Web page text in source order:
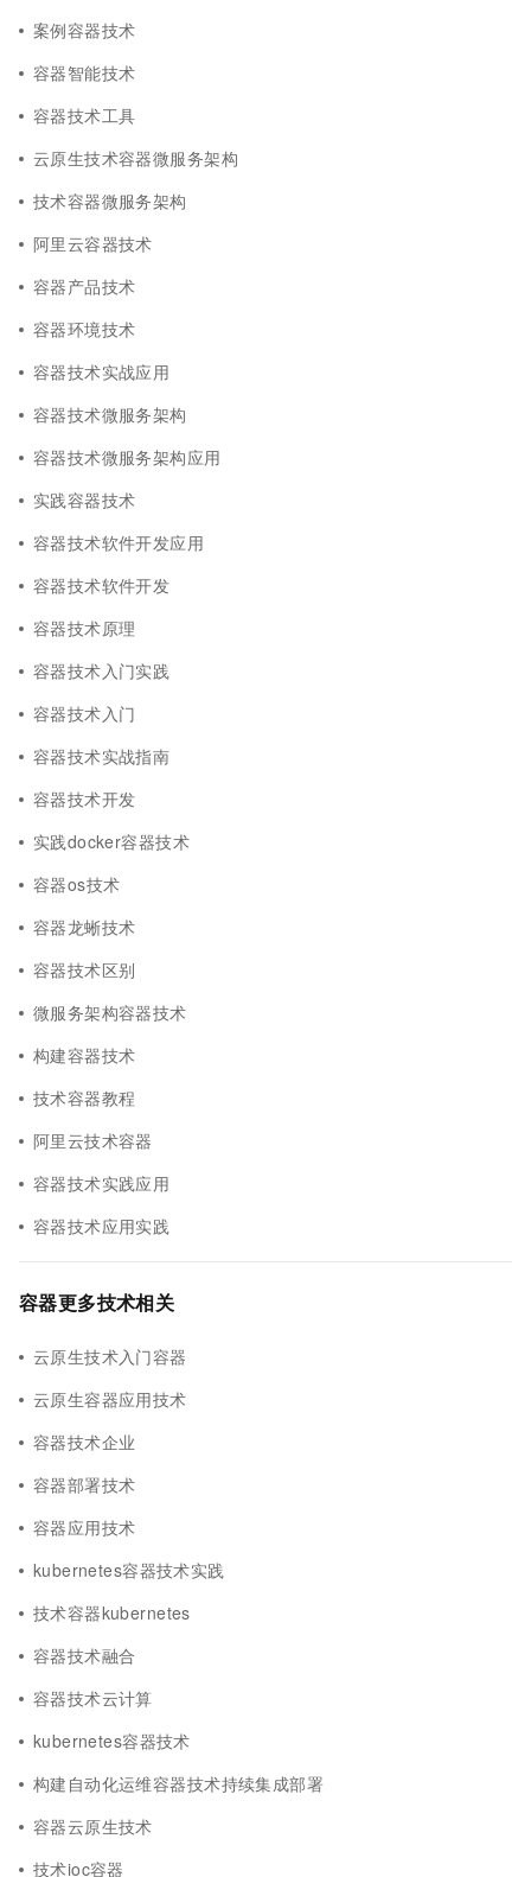
案例容器技术
容器智能技术
容器技术工具
云原生技术容器微服务架构
技术容器微服务架构
阿里云容器技术
容器产品技术
容器环境技术
容器技术实战应用
容器技术微服务架构
容器技术微服务架构应用
实践容器技术
容器技术软件开发应用
容器技术软件开发
容器技术原理
容器技术入门实践
容器技术入门
容器技术实战指南
容器技术开发
实践docker容器技术
容器os技术
容器龙蜥技术
容器技术区别
微服务架构容器技术
构建容器技术
技术容器教程
阿里云技术容器
容器技术实践应用
容器技术应用实践
容器更多技术相关
云原生技术入门容器
云原生容器应用技术
容器技术企业
容器部署技术
容器应用技术
kubernetes容器技术实践
技术容器kubernetes
容器技术融合
容器技术云计算
kubernetes容器技术
构建自动化运维容器技术持续集成部署
容器云原生技术
技术ioc容器